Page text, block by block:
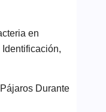
en
Durante